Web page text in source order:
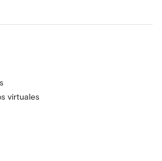
virtuales